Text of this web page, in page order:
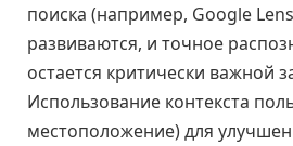
поиска (например, Google
развиваются, и точное
остается критически важной
Использование контекста
местоположение) для